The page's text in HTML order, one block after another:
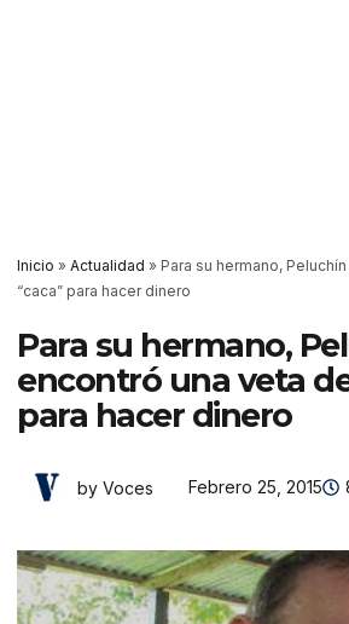
Inicio » Actualidad » Para su hermano,
“caca” para hacer dinero
Para su hermano,
encontró una veta
para hacer dinero
by Voces Febrero 25, 2015